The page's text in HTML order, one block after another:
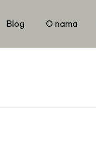
Blog O nama